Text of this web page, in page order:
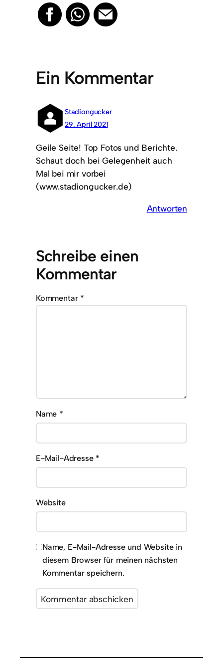
Ein Kommentar
Stadiongucker
29. April 2021
Geile Seite! Top Fotos und Berichte.
Schaut doch bei Gelegenheit auch
Mal bei mir vorbei
(www.stadiongucker.de)
Antworten
Schreibe einen
Kommentar
Kommentar *
Name *
E-Mail-Adresse *
Website
Name, E-Mail-Adresse und Website in
diesem Browser für meinen nächsten
Kommentar speichern.